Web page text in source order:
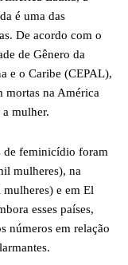
é uma das
De acordo com o
de Gênero da
e o Caribe (CEPAL),
mortas na América
mulher.
de feminicídio foram
mulheres), na
e em El
esses países,
números em relação